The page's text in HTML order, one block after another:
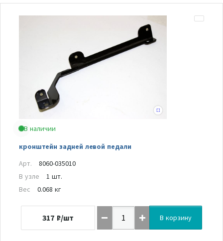
В наличии
кронштейн задней левой педали
Арт.
8060-035010
В узле
1 шт.
Вес
0.068 кг
317 ₽/шт В корзину